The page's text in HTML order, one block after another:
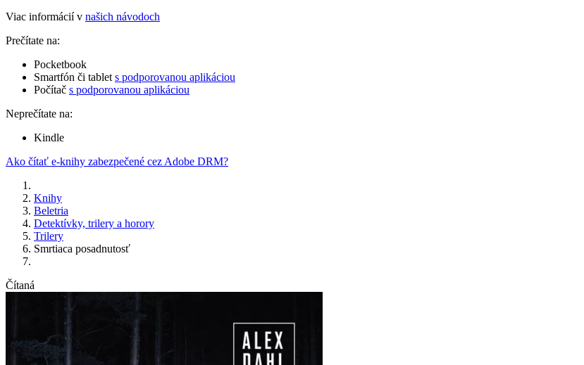
Viac informácií v našich návodoch
Prečítate na:
Pocketbook
Smartfón či tablet s podporovanou aplikáciou
Počítač s podporovanou aplikáciou
Neprečítate na:
Kindle
Ako čítať e-knihy zabezpečené cez Adobe DRM?
Knihy
Beletria
Detektívky, trilery a horory
Trilery
Smrtiaca posadnutosť
Čítaná